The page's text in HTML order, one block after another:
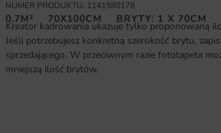
NUMER PRODUKTU: 1141580178
0.7M² 70X100CM BRYTY: 1 X 70CM
Kreator kadrowania ukazuje tylko proponowaną
Jeśli potrzebujesz konkretną szerokość brytu,
sprzedającego. W przeciwnym razie fototapeta
mniejszą ilość brytów.